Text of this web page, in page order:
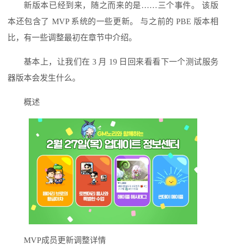
新版本已经到来，随之而来的是……三个事件。 该版
本还包含了 MVP 系统的一些更新。 与之前的 PBE 版本相
比，有一些调整最初在章节中介绍。
基本上，让我们在 3 月 19 日回来看看下一个测试服务
器版本会发生什么。
概述
MVP成员更新调整详情